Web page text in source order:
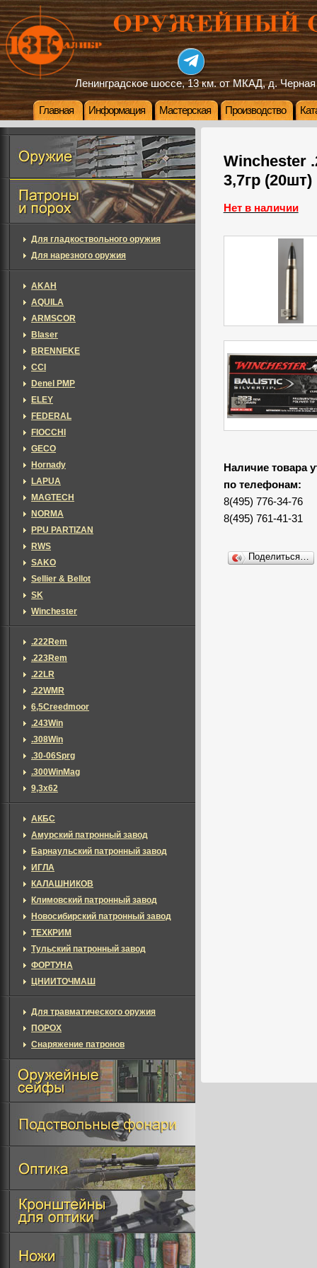
Ленинградское шоссе, 13 км. от МКАД, д. Черная
Главная Информация Мастерская Производство
Winchester
3,7гр (20шт)
Нет в наличии
Наличие товара
по телефонам:
8(495) 776-34-76
8(495) 761-41-31
Поделиться…
Для гладкоствольного оружия
Для нарезного оружия
AKAH
AQUILA
ARMSCOR
Blaser
BRENNEKE
CCI
Denel PMP
ELEY
FEDERAL
FIOCCHI
GECO
Hornady
LAPUA
MAGTECH
NORMA
PPU PARTIZAN
RWS
SAKO
Sellier & Bellot
SK
Winchester
.222Rem
.223Rem
.22LR
.22WMR
6,5Creedmoor
.243Win
.308Win
.30-06Sprg
.300WinMag
9,3x62
АКБС
Амурский патронный завод
Барнаульский патронный завод
ИГЛА
КАЛАШНИКОВ
Климовский патронный завод
Новосибирский патронный завод
ТЕХКРИМ
Тульский патронный завод
ФОРТУНА
ЦНИИТОЧМАШ
Для травматического оружия
ПОРОХ
Снаряжение патронов